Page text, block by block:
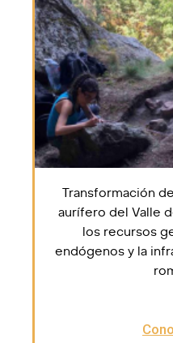
Transformación
aurífero del Valle
los recursos
endógenos y la